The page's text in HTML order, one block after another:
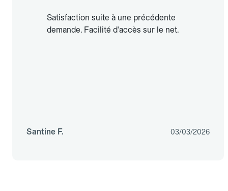
Satisfaction suite à une précédente
demande. Facilité d'accès sur le net.
Santine F. 03/03/2026